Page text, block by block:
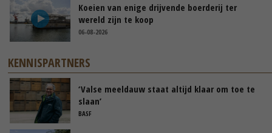
Koeien van enige drijvende boerderij ter
wereld zijn te koop
06-08-2026
KENNISPARTNERS
‘Valse meeldauw staat altijd klaar om toe te
slaan’
BASF